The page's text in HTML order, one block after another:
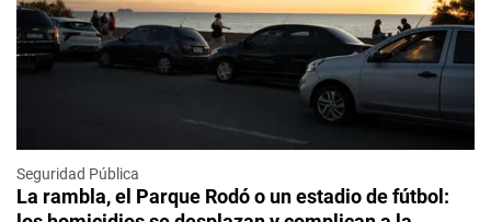
Seguridad Pública
La rambla, el Parque Rodó o un estadio de fútbol: